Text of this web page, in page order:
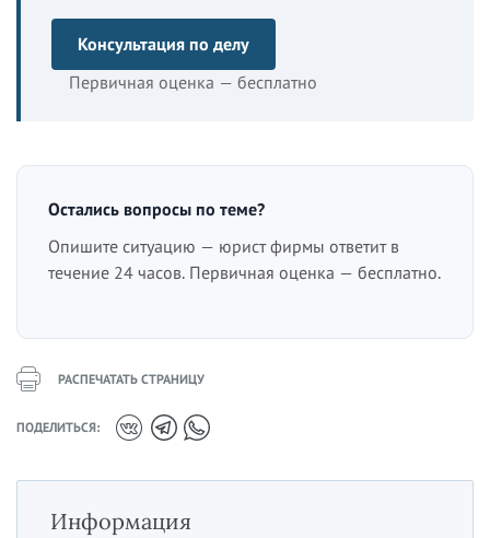
Консультация по делу
Первичная оценка — бесплатно
Остались вопросы по теме?
Опишите ситуацию — юрист фирмы ответит в
течение 24 часов. Первичная оценка — бесплатно.
РАСПЕЧАТАТЬ СТРАНИЦУ
ПОДЕЛИТЬСЯ:
Информация